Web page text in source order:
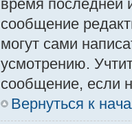
время последней
сообщение
могут сами
усмотрению.
сообщение, если
Вернуться к